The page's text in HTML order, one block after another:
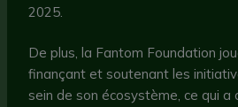
2025.
De plus, la Fantom Foundation
finançant et soutenant les
sein de son écosystème, ce qui a